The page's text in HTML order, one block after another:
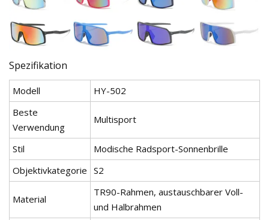
Spezifikation
Modell
HY-502
Beste
Verwendung
Multisport
Stil
Modische Radsport-Sonnenbrille
Objektivkategorie S2
Material
TR90-Rahmen, austauschbarer Voll-
und Halbrahmen